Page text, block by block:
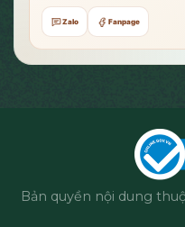
Zalo Fanpage
Bản quyền nội dung